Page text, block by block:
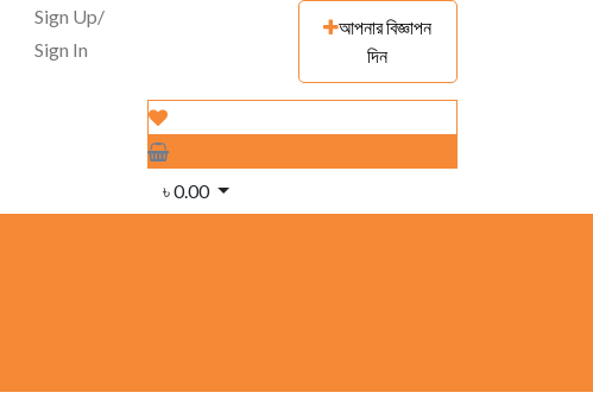
Sign Up/
Sign In
আপনার বিজ্ঞাপন
দিন
৳0.00